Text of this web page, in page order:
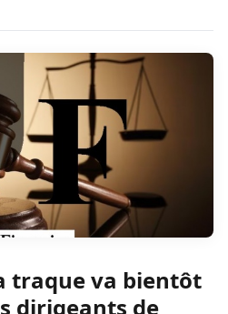
traque va bientôt
dirigeants de